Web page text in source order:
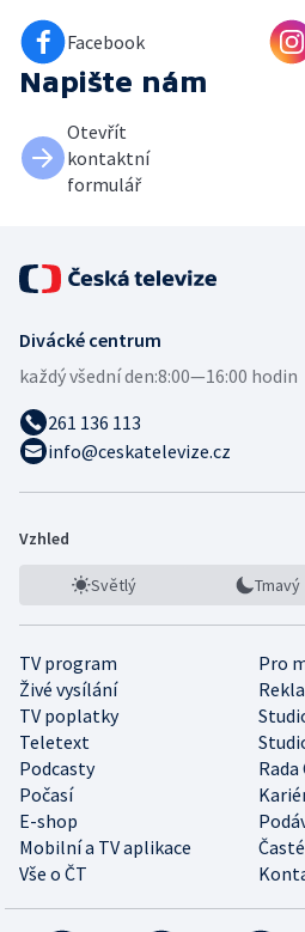
Facebook
Napište nám
Otevřít
kontaktní
formulář
Divácké centrum
každý všední den:8:00—16:00 hodin
261 136 113
info@ceskatelevize.cz
Vzhled
Světlý Tmavý
TV program
Pro
Živé vysílání
TV poplatky
Teletext
Podcasty
Rada
Počasí
E-shop
Mobilní a TV aplikace
Vše o ČT